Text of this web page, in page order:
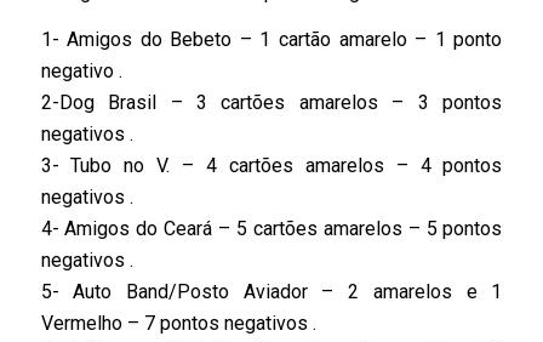
1- Amigos do Bebeto – 1 cartão amarelo – 1 ponto
negativo .
2-Dog Brasil – 3 cartões amarelos – 3 pontos
negativos .
3- Tubo no V. – 4 cartões amarelos – 4 pontos
negativos .
4- Amigos do Ceará – 5 cartões amarelos – 5 pontos
negativos .
5- Auto Band/Posto Aviador – 2 amarelos e 1
Vermelho – 7 pontos negativos .